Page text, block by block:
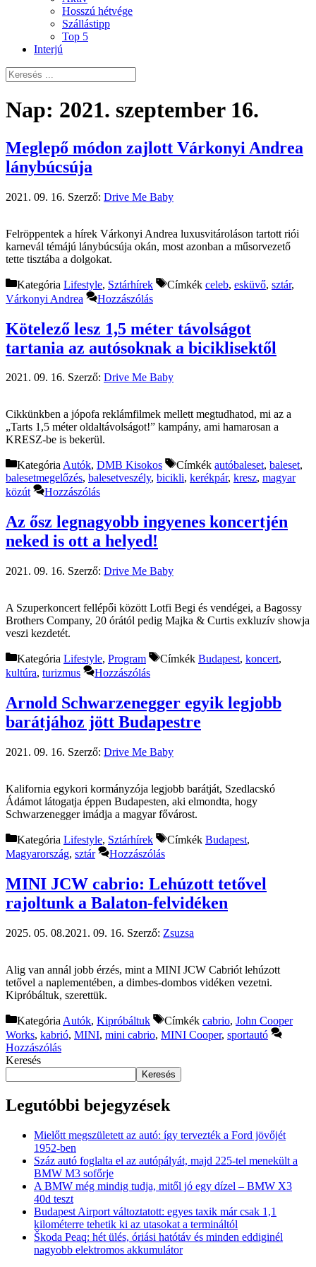
Hosszú hétvége
Szállástipp
Top 5
Interjú
Nap: 2021. szeptember 16.
Meglepő módon zajlott Várkonyi Andrea
lánybúcsúja
2021. 09. 16. Szerző: Drive Me Baby
Felröppentek a hírek Várkonyi Andrea luxusvitároláson tartott riói
karnevál témájú lánybúcsúja okán, most azonban a műsorvezető
tette tisztába a dolgokat.
Kategória Lifestyle, Sztárhírek Címkék celeb, esküvő, sztár,
Várkonyi Andrea
Hozzászólás
Kötelező lesz 1,5 méter távolságot
tartania az autósoknak a biciklisektől
2021. 09. 16. Szerző: Drive Me Baby
Cikkünkben a jópofa reklámfilmek mellett megtudhatod, mi az a
„Tarts 1,5 méter oldaltávolságot!” kampány, ami hamarosan a
KRESZ-be is bekerül.
KategóriaAutók, DMB Kisokos Címkék autóbaleset, baleset,
balesetmegelőzés, balesetveszély, bicikli, kerékpár, kresz, magyar
közút
Hozzászólás
Az ősz legnagyobb ingyenes koncertjén
neked is ott a helyed!
2021. 09. 16. Szerző: Drive Me Baby
A Szuperkoncert fellépői között Lotfi Begi és vendégei, a Bagossy
Brothers Company, 20 órától pedig Majka & Curtis exkluzív showja
veszi kezdetét.
Kategória Lifestyle, Program Címkék Budapest, koncert,
kultúra, turizmus Hozzászólás
Arnold Schwarzenegger egyik legjobb
barátjához jött Budapestre
2021. 09. 16. Szerző: Drive Me Baby
Kalifornia egykori kormányzója legjobb barátját, Szedlacskó
Ádámot látogatja éppen Budapesten, aki elmondta, hogy
Schwarzenegger imádja a magyar fővárost.
Kategória Lifestyle, Sztárhírek Címkék Budapest,
Magyarország, sztár Hozzászólás
MINI JCW cabrio: Lehúzott tetővel
rajoltunk a Balaton-felvidéken
2025. 05. 08.2021. 09. 16. Szerző: Zsuzsa
Alig van annál jobb érzés, mint a MINI JCW Cabriót lehúzott
tetővel a naplementében, a dimbes-dombos vidéken vezetni.
Kipróbáltuk, szerettük.
Kategória Autók, Kipróbáltuk Címkék cabrio, John Cooper
Works, kabrió, MINI, mini cabrio, MINI Cooper, sportautó
Hozzászólás
Keresés
Keresés
Legutóbbi bejegyzések
Mielőtt megszületett az autó: így tervezték a Ford jövőjét
1952-ben
Száz autó foglalta el az autópályát, majd 225-tel menekült a
BMW M3 sofőrje
A BMW még mindig tudja, mitől jó egy dízel – BMW X3
40d teszt
Budapest Airport változtatott: egyes taxik már csak 1,1
kilométerre tehetik ki az utasokat a termináltól
Škoda Peaq: hét ülés, óriási hatótáv és minden eddiginél
nagyobb elektromos akkumulátor